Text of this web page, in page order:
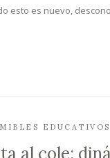
esto es nuevo,
EDUCATIVOS
al cole: